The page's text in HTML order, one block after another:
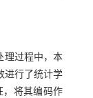
理过程中，本
进行了统计学
，将其编码作